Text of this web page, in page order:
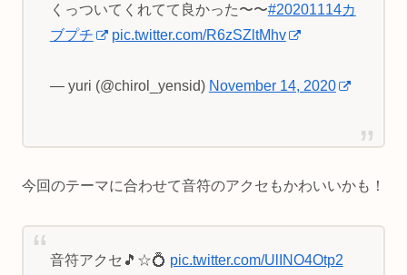
くっついてくれてて良かった〜〜#20201114カ
ブプチ
pic.twitter.com/R6zSZltMhv
— yuri (@chirol_yensid) November 14, 2020
今回のテーマに合わせて音符のアクセもかわいいかも！
音符アクセ🎵☆💍 pic.twitter.com/UlINO4Otp2